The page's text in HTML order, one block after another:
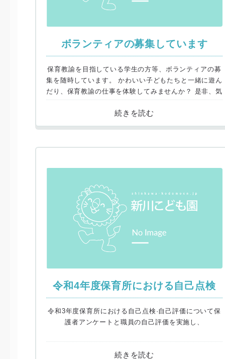
ボランティアの募集しています
保育教諭を目指している学生の方等、ボランティアの募
集を随時しています。 かわいい子どもたちと一緒に遊ん
だり、保育教諭の仕事を体験してみませんか？ 是非、気
令和4年度保育所における自己点検
令和3年度保育所における自己点検·自己評価について保
護者アンケートと職員の自己評価を実施し、